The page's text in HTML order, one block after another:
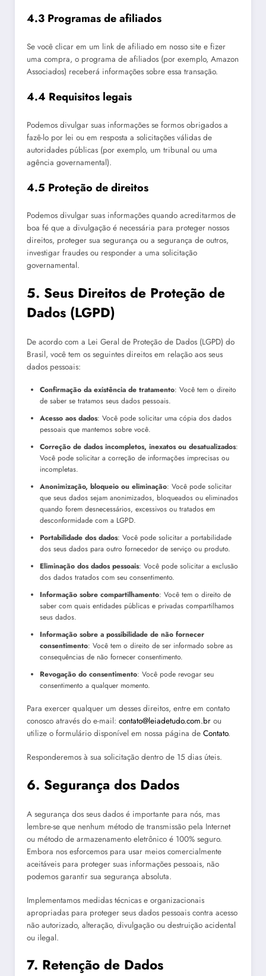
4.3 Programas de afiliados
Se você clicar em um link de afiliado em nosso site e fizer
uma compra, o programa de afiliados (por exemplo, Amazon
Associados) receberá informações sobre essa transação.
4.4 Requisitos legais
Podemos divulgar suas informações se formos obrigados a
fazê-lo por lei ou em resposta a solicitações válidas de
autoridades públicas (por exemplo, um tribunal ou uma
agência governamental).
4.5 Proteção de direitos
Podemos divulgar suas informações quando acreditarmos de
boa fé que a divulgação é necessária para proteger nossos
direitos, proteger sua segurança ou a segurança de outros,
investigar fraudes ou responder a uma solicitação
governamental.
5. Seus Direitos de Proteção de
Dados (LGPD)
De acordo com a Lei Geral de Proteção de Dados (LGPD) do
Brasil, você tem os seguintes direitos em relação aos seus
dados pessoais:
Confirmação da existência de tratamento: Você tem o direito
de saber se tratamos seus dados pessoais.
Acesso aos dados: Você pode solicitar uma cópia dos dados
pessoais que mantemos sobre você.
Correção de dados incompletos, inexatos ou desatualizados:
Você pode solicitar a correção de informações imprecisas ou
incompletas.
Anonimização, bloqueio ou eliminação: Você pode solicitar
que seus dados sejam anonimizados, bloqueados ou eliminados
quando forem desnecessários, excessivos ou tratados em
desconformidade com a LGPD.
Portabilidade dos dados: Você pode solicitar a portabilidade
dos seus dados para outro fornecedor de serviço ou produto.
Eliminação dos dados pessoais: Você pode solicitar a exclusão
dos dados tratados com seu consentimento.
Informação sobre compartilhamento: Você tem o direito de
saber com quais entidades públicas e privadas compartilhamos
seus dados.
Informação sobre a possibilidade de não fornecer
consentimento: Você tem o direito de ser informado sobre as
consequências de não fornecer consentimento.
Revogação do consentimento: Você pode revogar seu
consentimento a qualquer momento.
Para exercer qualquer um desses direitos, entre em contato
conosco através do e-mail: contato@leiadetudo.com.br ou
utilize o formulário disponível em nossa página de Contato.
Responderemos à sua solicitação dentro de 15 dias úteis.
6. Segurança dos Dados
A segurança dos seus dados é importante para nós, mas
lembre-se que nenhum método de transmissão pela Internet
ou método de armazenamento eletrônico é 100% seguro.
Embora nos esforcemos para usar meios comercialmente
aceitáveis para proteger suas informações pessoais, não
podemos garantir sua segurança absoluta.
Implementamos medidas técnicas e organizacionais
apropriadas para proteger seus dados pessoais contra acesso
não autorizado, alteração, divulgação ou destruição acidental
ou ilegal.
7. Retenção de Dados